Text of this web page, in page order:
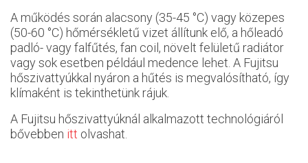
A működés során alacsony (35-45 °C) vagy közepes
(50-60 °C) hőmérsékletű vizet állítunk elő, a hőleadó
padló- vagy falfűtés, fan coil, növelt felületű radiátor
vagy sok esetben például medence lehet. A Fujitsu
hőszivattyúkkal nyáron a hűtés is megvalósítható, így
klímaként is tekinthetünk rájuk.
A Fujitsu hőszivattyúknál alkalmazott technológiáról
bővebben itt olvashat.